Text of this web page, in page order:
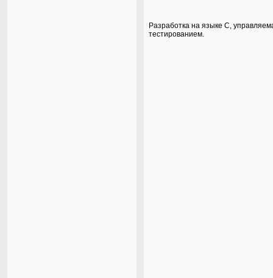
Разработка на языке C,
тестированием.